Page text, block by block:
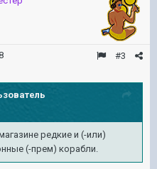
#3
редкие и (-или)
(-прем) корабли.